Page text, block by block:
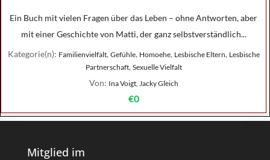
Ein Buch mit vielen Fragen über das Leben – ohne Antworten, aber
mit einer Geschichte von Matti, der ganz selbstverständlich...
Kategorie(n): Familienvielfalt, Gefühle, Homoehe, Lesbische Eltern, Lesbische
Partnerschaft, Sexuelle Vielfalt
Von: Ina Voigt, Jacky Gleich
€0
Mitglied im